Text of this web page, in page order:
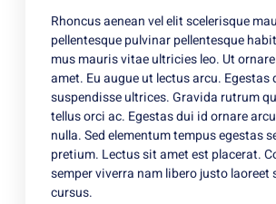
Rhoncus aenean vel elit scelerisque
pellentesque pulvinar pellentesque
mus mauris vitae ultricies leo. Ut
amet. Eu augue ut lectus arcu. Egestas
suspendisse ultrices. Gravida rutrum
tellus orci ac. Egestas dui id ornare
nulla. Sed elementum tempus egestas
pretium. Lectus sit amet est placerat.
semper viverra nam libero justo laoreet
cursus.